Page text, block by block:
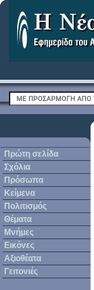
Πρώτη σελίδα
Σχόλια
Πρόσωπα
Κείμενα
Πολιτισμός
Θέματα
Μνήμες
Εικόνες
Αξιοθέατα
Γειτονιές